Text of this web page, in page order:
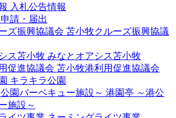
入札公告情報
申請・届出
苫小牧クルーズ振興協議
みなとオアシス苫小牧
苫小牧港利用促進協議会
キラキラ公園
港園亭 ～港公
施設～